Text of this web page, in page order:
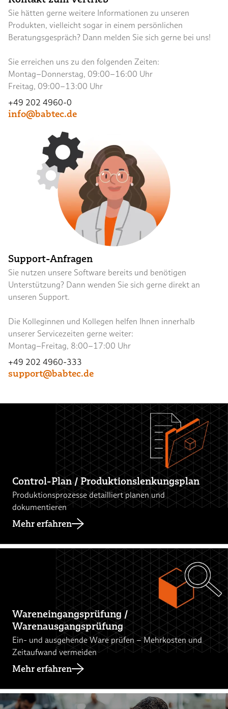
Sie hätten gerne weitere Informationen zu unseren
Produkten, vielleicht sogar in einem persönlichen
Beratungsgespräch? Dann melden Sie sich gerne bei uns!
Sie erreichen uns zu den folgenden Zeiten:
Montag–Donnerstag, 09:00–16:00 Uhr
Freitag, 09:00–13:00 Uhr
+49 202 4960-0
info@babtec.de
Support-Anfragen
Sie nutzen unsere Software bereits und benötigen
Unterstützung? Dann wenden Sie sich gerne direkt an
unseren Support.
Die Kolleginnen und Kollegen helfen Ihnen innerhalb
unserer Servicezeiten gerne weiter:
Montag–Freitag, 8:00–17:00 Uhr
+49 202 4960-333
support@babtec.de
Control-Plan / Produktionslenkungsplan
Produktionsprozesse detailliert planen und
dokumentieren
Mehr erfahren
Wareneingangsprüfung /
Warenausgangsprüfung
Ein- und ausgehende Ware prüfen – Mehrkosten und
Zeitaufwand vermeiden
Mehr erfahren